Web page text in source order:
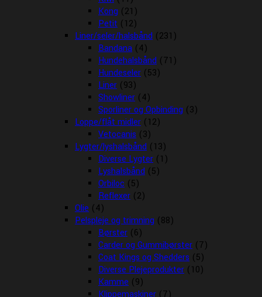
Kong (21)
Petit (12)
Liner/seler/halsbånd (231)
Bandana (4)
Hundehalsbånd (71)
Hundeseler (53)
Liner (93)
Showliner (4)
Sporliner og Opbinding (3)
Loppe/flåt midler (12)
Vetocanis (3)
Lygter/lyshalsbånd (13)
Diverse Lygter (1)
Lyshalsbånd (5)
Orbiloc (5)
Reflexer (2)
Olie (4)
Pelspleje og trimning (88)
Børster (6)
Carder og Gummibørster (7)
Coat Kings og Shedders (5)
Diverse Plejeprodukter (10)
Kamme (9)
Klippemaskiner (7)